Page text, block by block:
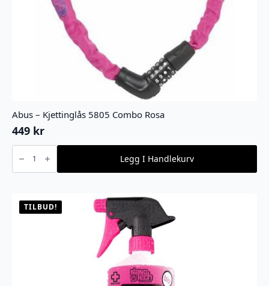
Abus – Kjettinglås 5805 Combo Rosa
449 kr
Abus
Kjettinglås
5805
Legg I Handlekurv
TILBUD!